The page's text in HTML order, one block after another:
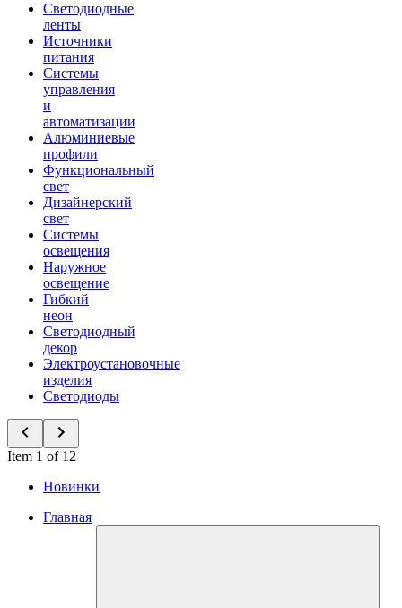
Светодиодные
ленты
Источники
питания
Системы
управления
и
автоматизации
Алюминиевые
профили
Функциональный
свет
Дизайнерский
свет
Системы
освещения
Наружное
освещение
Гибкий
неон
Светодиодный
декор
Электроустановочные
изделия
Светодиоды
Item 1 of 12
Новинки
Главная